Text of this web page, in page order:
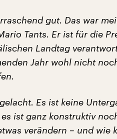
gut. Das war
Tants. Er ist für die
Landtag
Jahr wohl nicht
Es ist keine
ist ganz konstruktiv
verändern – und wie